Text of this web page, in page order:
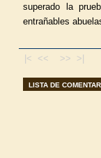
superado la
entrañables
|< << >> >|
LISTA DE